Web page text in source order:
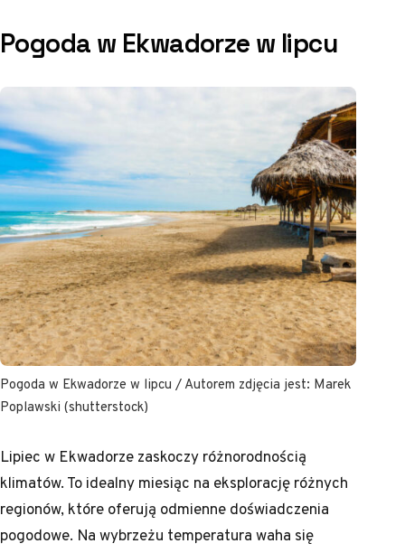
Pogoda w Ekwadorze w lipcu
Pogoda w Ekwadorze w lipcu / Autorem zdjęcia jest: Marek
Poplawski (shutterstock)
Lipiec w Ekwadorze zaskoczy różnorodnością
klimatów. To idealny miesiąc na eksplorację różnych
regionów, które oferują odmienne doświadczenia
pogodowe. Na wybrzeżu temperatura waha się